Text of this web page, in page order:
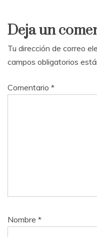
Deja un
Tu dirección de correo
campos obligatorios
Comentario *
Nombre *